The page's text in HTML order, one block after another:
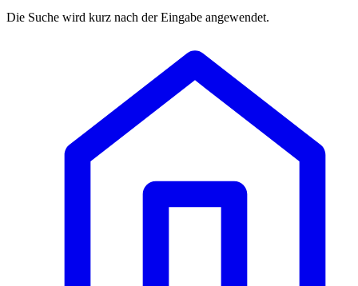
Die Suche wird kurz nach der Eingabe angewendet.